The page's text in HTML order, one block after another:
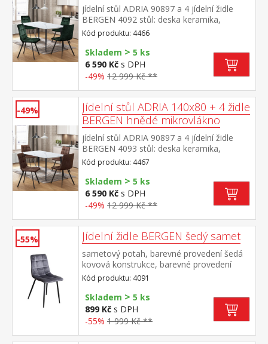
jídelní stůl ADRIA 90897 a 4 jídelní židle
BERGEN 4092 stůl: deska keramika,
barevné provedení imitace
mramoru kovová konstrukce, barevné
provedení černá židle: sametový potah,
barevné provedení zelená kovová
konstrukce, barevné provedení černá výška
70 × 75 cm rozměr židle (š/h/v) 45 × 53 × 88
cm
Kód produktu: 4466
Skladem > 5 ks
6 590 Kč s DPH
-49% 12 999 Kč **
-49%
Jídelní stůl ADRIA 140x80 + 4 židle
BERGEN hnědé mikrovlákno
jídelní stůl ADRIA 90897 a 4 jídelní židle
BERGEN 4093 stůl: deska keramika,
barevné provedení imitace
mramoru kovová konstrukce, barevné
provedení černá židle: potah broušená kůže
– imitace mikrovlákno, barevné provedení
hnědá kovová konstrukce, barevné
cm rozměr stolu (š/h/v) 140 × 70 × 75
cm rozměr židle (š/h/v) 45 × 53 × 88 cm
Kód produktu: 4467
Skladem > 5 ks
6 590 Kč s DPH
-49% 12 999 Kč **
-55% Jídelní židle BERGEN šedý samet
sametový potah, barevné provedení šedá
kovová konstrukce, barevné provedení
černá výška sedu 49 cm
Kód produktu: 4091
Skladem > 5 ks
899 Kč s DPH
-55% 1 999 Kč **